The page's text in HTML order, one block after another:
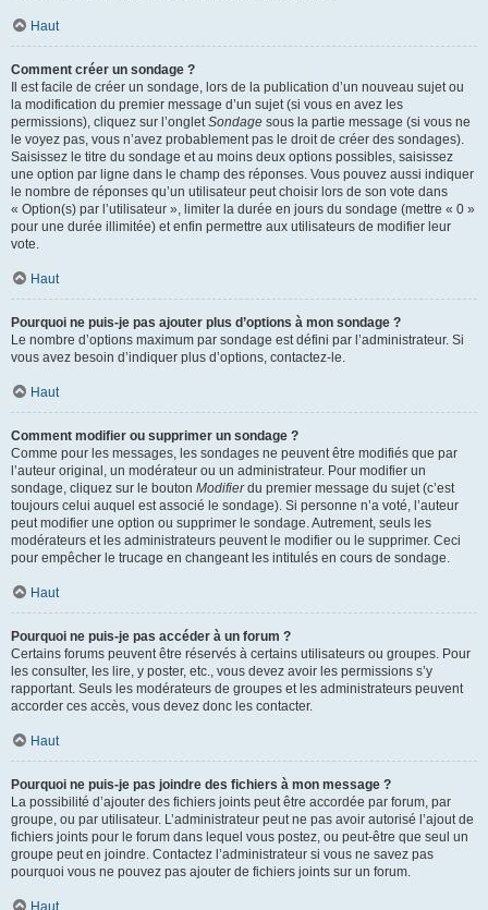
Haut
Comment créer un sondage ?
Il est facile de créer un sondage, lors de la publication d’un nouveau sujet ou
la modification du premier message d’un sujet (si vous en avez les
permissions), cliquez sur l’onglet Sondage sous la partie message (si vous ne
le voyez pas, vous n’avez probablement pas le droit de créer des sondages).
Saisissez le titre du sondage et au moins deux options possibles, saisissez
une option par ligne dans le champ des réponses. Vous pouvez aussi indiquer
le nombre de réponses qu’un utilisateur peut choisir lors de son vote dans
« Option(s) par l’utilisateur », limiter la durée en jours du sondage (mettre « 0 »
pour une durée illimitée) et enfin permettre aux utilisateurs de modifier leur
vote.
Haut
Pourquoi ne puis-je pas ajouter plus d’options à mon sondage ?
Le nombre d’options maximum par sondage est défini par l’administrateur. Si
vous avez besoin d’indiquer plus d’options, contactez-le.
Haut
Comment modifier ou supprimer un sondage ?
Comme pour les messages, les sondages ne peuvent être modifiés que par
l’auteur original, un modérateur ou un administrateur. Pour modifier un
sondage, cliquez sur le bouton Modifierdu premier message du sujet (c’est
toujours celui auquel est associé le sondage). Si personne n’a voté, l’auteur
peut modifier une option ou supprimer le sondage. Autrement, seuls les
modérateurs et les administrateurs peuvent le modifier ou le supprimer. Ceci
pour empêcher le trucage en changeant les intitulés en cours de sondage.
Haut
Pourquoi ne puis-je pas accéder à un forum ?
Certains forums peuvent être réservés à certains utilisateurs ou groupes. Pour
les consulter, les lire, y poster, etc., vous devez avoir les permissions s’y
rapportant. Seuls les modérateurs de groupes et les administrateurs peuvent
accorder ces accès, vous devez donc les contacter.
Haut
Pourquoi ne puis-je pas joindre des fichiers à mon message ?
La possibilité d’ajouter des fichiers joints peut être accordée par forum, par
groupe, ou par utilisateur. L’administrateur peut ne pas avoir autorisé l’ajout de
fichiers joints pour le forum dans lequel vous postez, ou peut-être que seul un
groupe peut en joindre. Contactez l’administrateur si vous ne savez pas
pourquoi vous ne pouvez pas ajouter de fichiers joints sur un forum.
Haut